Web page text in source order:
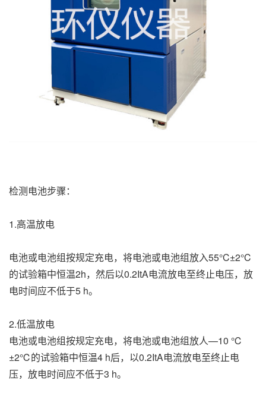
检测电池步骤：
1.高温放电
电池或电池组按规定充电，将电池或电池组放入55°C±2°C
的试验箱中恒温2h，然后以0.2ItA电流放电至终止电压，放
电时间应不低于5 h。
2.低温放电
电池或电池组按规定充电，将电池或电池组放人—10 ℃
±2℃的试验箱中恒温4 h后，以0.2ItA电流放电至终止电
压，放电时间应不低于3 h。